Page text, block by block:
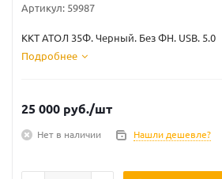
Артикул: 59987
ККТ АТОЛ 35Ф. Черный. Без ФН. USB. 5.0
Подробнее
25 000 руб./шт
Нет в наличии Нашли дешевле?